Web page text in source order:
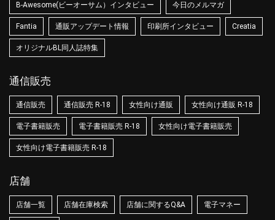
B-Awesome(ビーオーサム）インタビュー 今日のメルマガ
Fantia 通販アップデート情報 印刷所インタビュー Creatia
オリジナルBL同人誌特集
通信販売
通信販売 通信販売 R-18 女性向け通販 女性向け通販 R-18
電子書籍販売 電子書籍販売 R-18 女性向け電子書籍販売
女性向け電子書籍販売 R-18
店舗
店舗一覧 店舗在庫検索 店舗に関するQ&A 電子マネー